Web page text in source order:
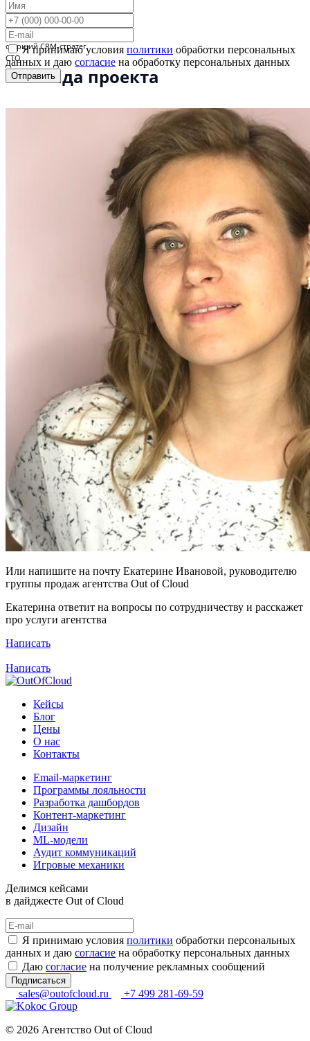
Наталья Пиневич,
Денис Голубочкин,
старший CRM-стратег
СТО
Команда проекта
Я принимаю условия политики обработки персональных
данных и даю согласие на обработку персональных данных
Отправить
Или напишите на почту Екатерине Ивановой, руководителю
группы продаж агентства Out of Cloud
Екатерина ответит на вопросы по сотрудничеству и расскажет
про услуги агентства
Написать
Написать
Кейсы
Блог
Цены
О нас
Контакты
Email-маркетинг
Программы лояльности
Разработка дашбордов
Контент-маркетинг
Дизайн
ML-модели
Аудит коммуникаций
Игровые механики
Делимся кейсами
в дайджесте Out of Cloud
Я принимаю условия политики обработки персональных
данных и даю согласие на обработку персональных данных
Даю согласие на получение рекламных сообщений
Подписаться
sales@outofcloud.ru +7 499 281-69-59
© 2026 Агентство Out of Cloud